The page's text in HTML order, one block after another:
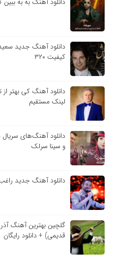
دانلود آهنگ به به
دانلود آهنگ جدید
کیفیت ۳۲۰
دانلود آهنگ کی بهتر
لینک مستقیم
دانلود آهنگ‌های
و سینا سرلک
دانلود آهنگ جدید
گلچین بهترین آهنگ
قدیمی) + دانلود رایگان